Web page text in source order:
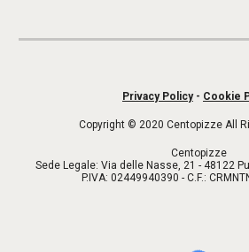
Privacy Policy- Cookie
Copyright © 2020 Centopizze All
Centopizze
Sede Legale: Via delle Nasse, 21 - 48122
P.IVA: 02449940390 - C.F.: